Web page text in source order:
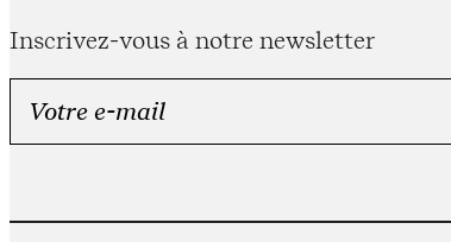
Inscrivez-vous à notre newsletter